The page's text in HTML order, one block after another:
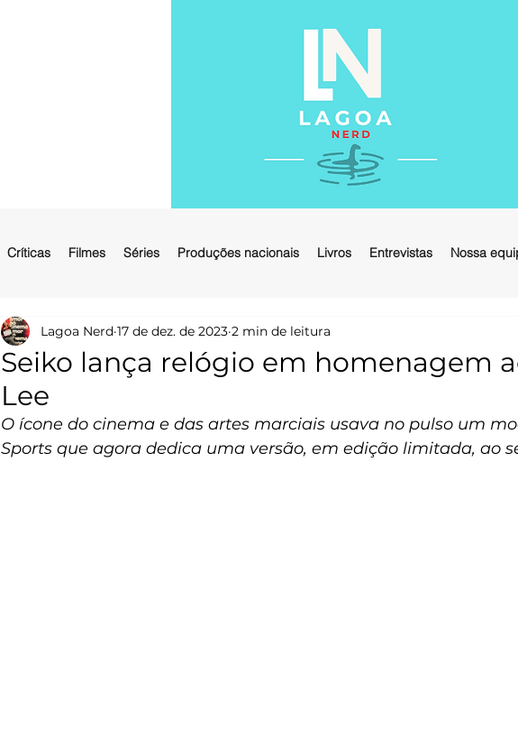
Críticas Filmes Séries Produções nacionais Livros Entrevistas Nossa
Seiko lança relógio em homenagem
Lee
Lagoa Nerd 17 de dez. de 2023 2 min de leitura
O ícone do cinema e das artes marciais usava no pulso um
Sports que agora dedica uma versão, em edição limitada, ao